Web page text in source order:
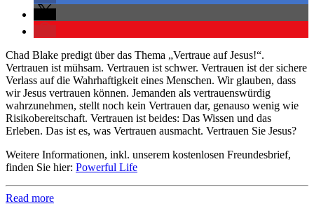
Chad Blake predigt über das Thema „Vertraue auf Jesus!“.
Vertrauen ist mühsam. Vertrauen ist schwer. Vertrauen ist der sichere
Verlass auf die Wahrhaftigkeit eines Menschen. Wir glauben, dass
wir Jesus vertrauen können. Jemanden als vertrauenswürdig
wahrzunehmen, stellt noch kein Vertrauen dar, genauso wenig wie
Risikobereitschaft. Vertrauen ist beides: Das Wissen und das
Erleben. Das ist es, was Vertrauen ausmacht. Vertrauen Sie Jesus?
Weitere Informationen, inkl. unserem kostenlosen Freundesbrief,
finden Sie hier: Powerful Life
Read more